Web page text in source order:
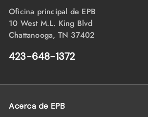
Oficina principal de EPB
10 West M.L. King Blvd
Chattanooga, TN 37402
423-648-1372
Acerca de EPB